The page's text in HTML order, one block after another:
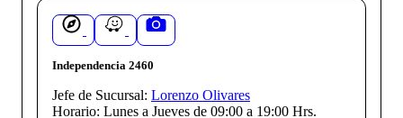
Independencia 2460
Jefe de Sucursal: Lorenzo Olivares
Horario: Lunes a Jueves de 09:00 a 19:00 Hrs.